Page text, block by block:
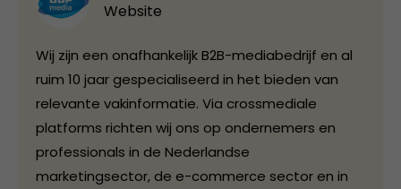
Website
Wij zijn een onafhankelijk B2B-mediabedrijf en al
ruim 10 jaar gespecialiseerd in het bieden van
relevante vakinformatie. Via crossmediale
platforms richten wij ons op ondernemers en
professionals in de Nederlandse
marketingsector, de e-commerce sector en in